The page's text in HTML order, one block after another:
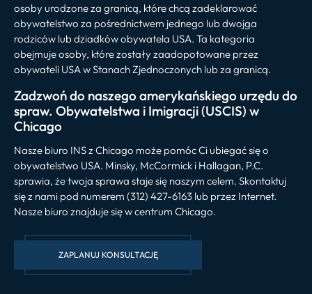
osoby urodzone za granicą, które chcą zadeklarować
obywatelstwo za pośrednictwem jednego lub dwojga
rodziców lub dziadków obywatela USA. Ta kategoria
obejmuje osoby, które zostały zaadopotowane przez
obywateli USA w Stanach Zjednoczonych lub za granicą.
Zadzwoń do naszego amerykańskiego urzędu do
spraw. Obywatelstwa i Imigracji (USCIS) w
Chicago
Nasze biuro INS z Chicago może pomóc Ci ubiegać się o
obywatelstwo USA. Minsky, McCormick i Hallagan, P.C.
sprawia, że ​​twoja sprawa staje się naszym celem. Skontaktuj
się z nami pod numerem (312) 427-6163 lub przez Internet.
Nasze biuro znajduje się w centrum Chicago.
ZAPLANUJ KONSULTACJĘ